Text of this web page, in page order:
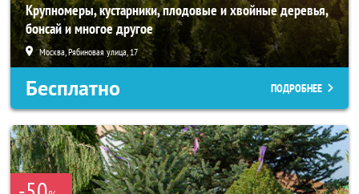
Крупномеры, кустарники, плодовые и хвойные деревья,
бонсай и многое другое
Москва, Рябиновая улица, 17
Бесплатно ПОДРОБНЕЕ